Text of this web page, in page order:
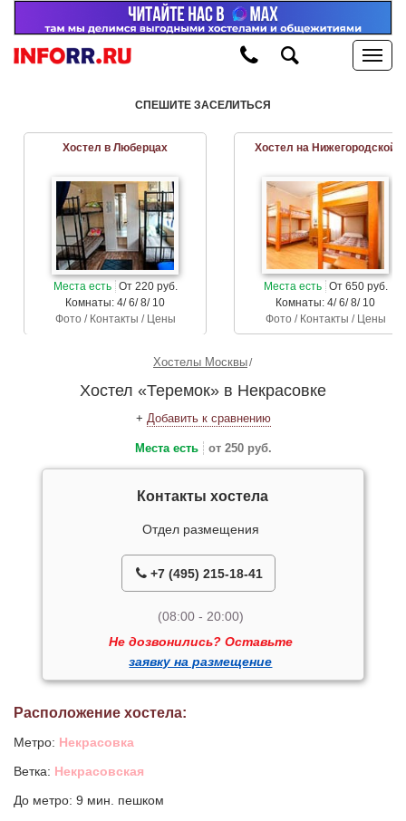
СПЕШИТЕ ЗАСЕЛИТЬСЯ
Хостел в Люберцах
Места есть От 220 руб.
Комнаты: 4/ 6/ 8/ 10
Фото / Контакты / Цены
Хостел на Нижегородской
Места есть От 650 руб.
Комнаты: 4/ 6/ 8/ 10
Фото / Контакты / Цены
Хостелы Москвы
Хостел «Теремок» в Некрасовке
+ Добавить к сравнению
Места есть от 250 руб.
Контакты хостела
Отдел размещения
+7 (495) 215-18-41
(08:00 - 20:00)
Не дозвонились? Оставьте
заявку на размещение
Расположение хостела:
Метро: Некрасовка
Ветка: Некрасовская
До метро: 9 мин. пешком